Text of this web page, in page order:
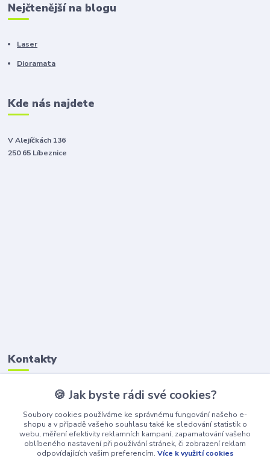
Nejčtenější na blogu
Laser
Dioramata
Kde nás najdete
V Alejíčkách 136
250 65 Líbeznice
Kontakty
(Po-Pá, 8-16 hod.)
awepe@atelier-wepe.cz
🍪 Jak byste rádi své cookies?
Soubory cookies používáme ke správnému fungování našeho e-
shopu a v případě vašeho souhlasu také ke sledování statistik o
webu, měření efektivity reklamních kampaní, zapamatování vašeho
oblíbeného nastavení při používání stránek, či zobrazení reklam
odpovídajících vašim preferencím. Více k využití cookies